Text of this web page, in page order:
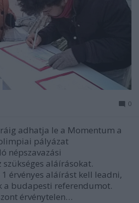
0
adhatja le a Momentum a
pályázat
népszavazási
szükséges aláírásokat.
érvényes aláírást kell leadni,
a budapesti referendumot.
érvénytelen…